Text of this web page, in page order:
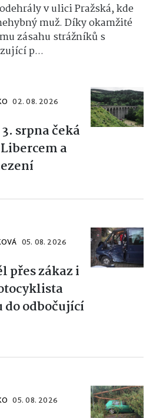
v ulici Pražská, kde
muž. Díky okamžité
zásahu strážníků s
p...
02. 08. 2026
srpna čeká
a
05. 08. 2026
přes zákaz i
do odbočující
05. 08. 2026